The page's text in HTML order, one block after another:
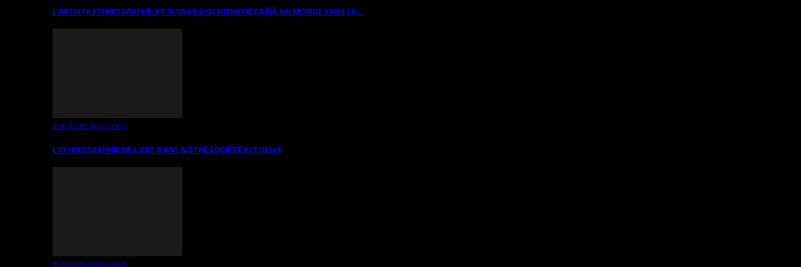
L’ARTISTE ETHNOGRAPHE: ET SI VOUS DOCUMENTIEZ DÉJÀ UN MONDE SANS LE…
TEXTES DE RÉFLEXION
L’ETHNOGRAPHIE DE L’ART DANS NOTRE SOCIÉTÉ ACTUELLE
TEXTES DE RÉFLEXION